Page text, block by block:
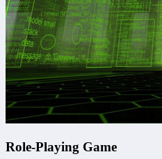
Role-Playing Game